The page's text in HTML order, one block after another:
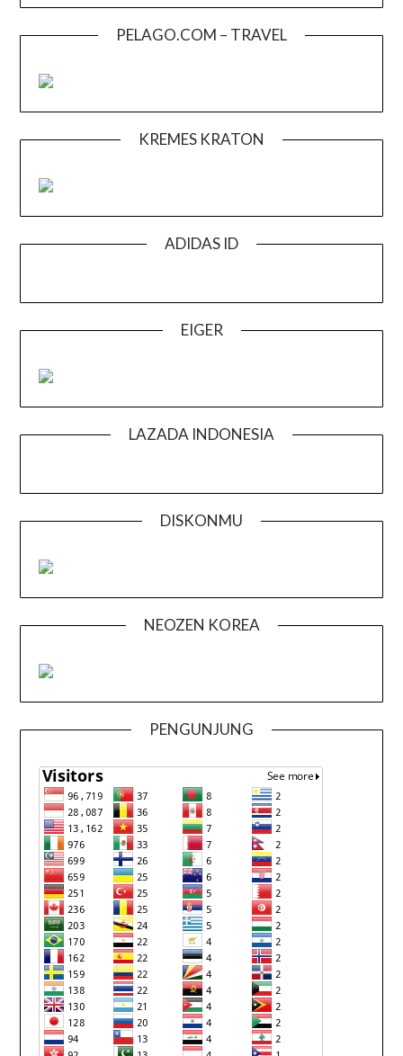
PELAGO.COM – TRAVEL
KREMES KRATON
ADIDAS ID
EIGER
LAZADA INDONESIA
DISKONMU
NEOZEN KOREA
PENGUNJUNG